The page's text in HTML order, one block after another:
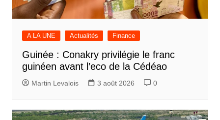
A LA UNE Actualités Finance
Guinée : Conakry privilégie le franc
guinéen avant l’eco de la Cédéao
Martin Levalois 3 août 2026 0